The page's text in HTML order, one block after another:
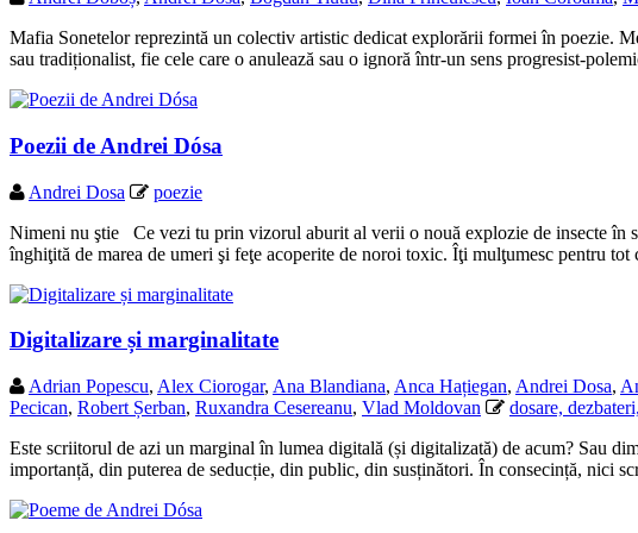
Mafia Sonetelor reprezintă un colectiv artistic dedicat explorării formei în poezie.
sau tradiționalist, fie cele care o anulează sau o ignoră într-un sens progresist-
Poezii de Andrei Dósa
Andrei Dosa
poezie
Nimeni nu ştie Ce vezi tu prin vizorul aburit al verii o nouă explozie de insecte în
înghiţită de marea de umeri şi feţe acoperite de noroi toxic. Îţi mulţumesc pentru
Digitalizare și marginalitate
Adrian Popescu, Alex Ciorogar, Ana Blandiana, Anca Hațiegan, Andrei Dosa,
Pecican, Robert Șerban, Ruxandra Cesereanu, Vlad Moldovan
dosare,
Este scriitorul de azi un marginal în lumea digitală (și digitalizată) de acum? Sau
importanță, din puterea de seducție, din public, din susținători. În consecință, nici